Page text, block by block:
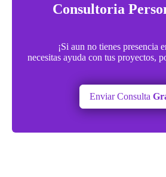
Consultoria
¡Si aun no tienes presencia
necesitas ayuda con tus proyectos,
Enviar Consulta